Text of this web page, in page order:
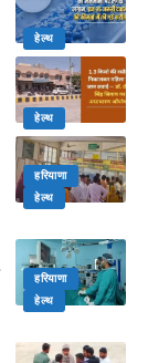
हेल्थ
हेल्थ
हरियाणा
हेल्थ
हरियाणा
हेल्थ